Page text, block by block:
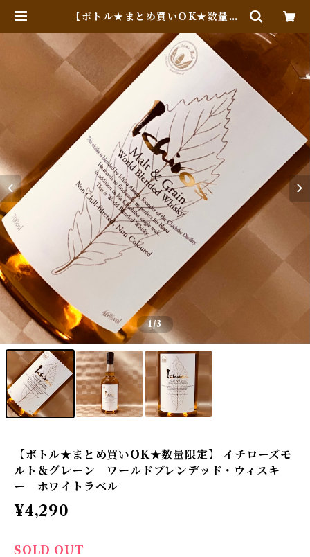
【ボトル★まとめ買いOK★数量限
ワールドブレンデッド・ウィスキ
ー ホワイトラベル | Whiskey Ja
ck (Online Shop)
1/3
【ボトル★まとめ買いOK★数量限定】 イチローズモ
ルト＆グレーン ワールドブレンデッド・ウィスキ
ー ホワイトラベル
¥4,290
SOLD OUT